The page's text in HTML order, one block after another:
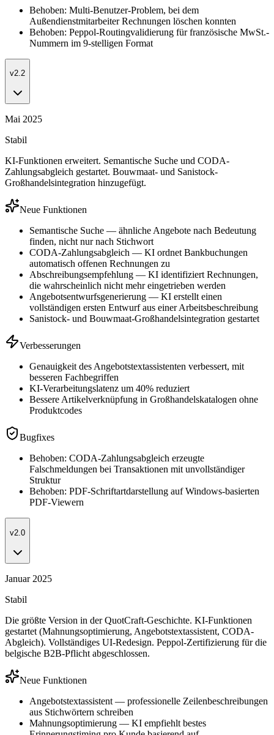
Behoben: Multi-Benutzer-Problem, bei dem
Außendienstmitarbeiter Rechnungen löschen konnten
Behoben: Peppol-Routingvalidierung für französische MwSt.-
Nummern im 9-stelligen Format
v2.2
Mai 2025
Stabil
KI-Funktionen erweitert. Semantische Suche und CODA-
Zahlungsabgleich gestartet. Bouwmaat- und Sanistock-
Großhandelsintegration hinzugefügt.
Neue Funktionen
Semantische Suche — ähnliche Angebote nach Bedeutung
finden, nicht nur nach Stichwort
CODA-Zahlungsabgleich — KI ordnet Bankbuchungen
automatisch offenen Rechnungen zu
Abschreibungsempfehlung — KI identifiziert Rechnungen,
die wahrscheinlich nicht mehr eingetrieben werden
Angebotsentwurfsgenerierung — KI erstellt einen
vollständigen ersten Entwurf aus einer Arbeitsbeschreibung
Sanistock- und Bouwmaat-Großhandelsintegration gestartet
Verbesserungen
Genauigkeit des Angebotstextassistenten verbessert, mit
besseren Fachbegriffen
KI-Verarbeitungslatenz um 40% reduziert
Bessere Artikelverknüpfung in Großhandelskatalogen ohne
Produktcodes
Bugfixes
Behoben: CODA-Zahlungsabgleich erzeugte
Falschmeldungen bei Transaktionen mit unvollständiger
Struktur
Behoben: PDF-Schriftartdarstellung auf Windows-basierten
PDF-Viewern
v2.0
Januar 2025
Stabil
Die größte Version in der QuotCraft-Geschichte. KI-Funktionen
gestartet (Mahnungsoptimierung, Angebotstextassistent, CODA-
Abgleich). Vollständiges UI-Redesign. Peppol-Zertifizierung für die
belgische B2B-Pflicht abgeschlossen.
Neue Funktionen
Angebotstextassistent — professionelle Zeilenbeschreibungen
aus Stichwörtern schreiben
Mahnungsoptimierung — KI empfiehlt bestes